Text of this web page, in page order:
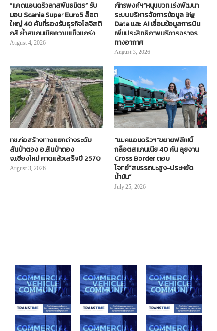
“แคดแอนดริวลาสพันธมิตร” รับ
มอบ Scania Super Euro5 ล็อต
ใหญ่ 40 คันที่รองรับธุรกิจโลจิสติ
กส์ ย้ำสแกนเนียความแข็งแกร่ง
August 4, 2026
ภัทรพงศ์ฯ”หนุนบวท.เร่งพัฒนา
ระบบบริหารจัดการข้อมูล Big
Data และ AI เชื่อมข้อมูลการบิน
เพิ่มประสิทธิภาพบริการจราจร
ทางอากาศ
August 3, 2026
ทช.ก่อสร้างทางแยกต่างระดับ
สันป่าตอง อ.สันป่าตอง
จ.เชียงใหม่ คาดแล้วเสร็จปี 2570
August 3, 2026
“แมคแอนดริวฯ”ขยายฟลีท!บิ๊
กล็อตสแกนเนีย 40 คัน ลุยงาน
Cross Border ตอบ
โจทย์“สมรรถนะสูง-ประหยัด
น้ำมัน”
July 25, 2026